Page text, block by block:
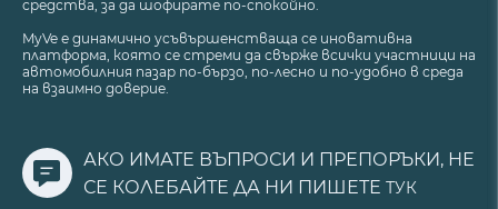
средства, за да шофирате по-спокойно.
MyVe е динамично усъвършенстваща се иновативна
платформа, която се стреми да свърже всички участници на
автомобилния пазар по-бързо, по-лесно и по-удобно в среда
на взаимно доверие.
АКО ИМАТЕ ВЪПРОСИ И ПРЕПОРЪКИ, НЕ
СЕ КОЛЕБАЙТЕ ДА НИ ПИШЕТЕ ТУК